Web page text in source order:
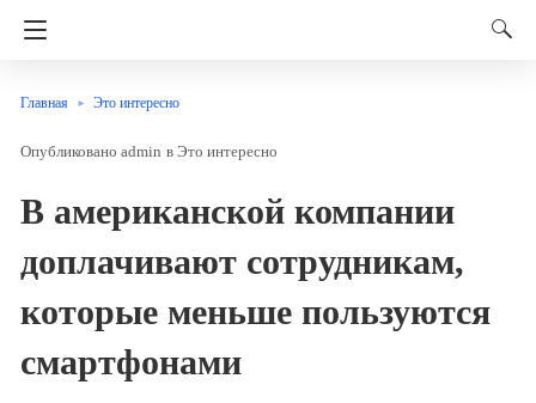
Главная Это интересно
admin в Это интересно
В американской компании
доплачивают сотрудникам,
которые меньше пользуются
смартфонами